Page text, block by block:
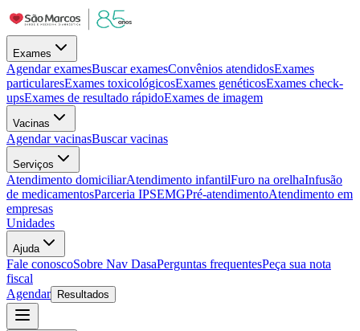
Exames
Agendar examesBuscar examesConvênios atendidosExames
particularesExames toxicológicosExames genéticosExames check-
upsExames de resultado rápidoExames de imagem
Vacinas
Agendar vacinasBuscar vacinas
Serviços
Atendimento domiciliarAtendimento infantilFuro na orelhaInfusão
de medicamentosParceria IPSEMGPré-atendimentoAtendimento em
empresas
Unidades
Ajuda
Fale conoscoSobre Nav DasaPerguntas frequentesPeça sua nota
fiscal
Agendar
Resultados